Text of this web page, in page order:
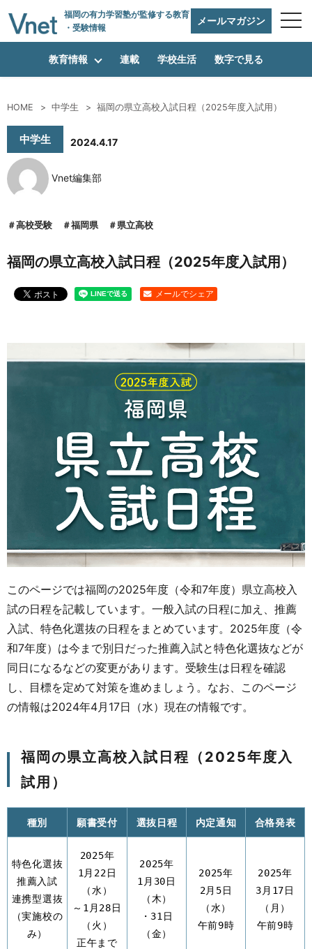
福岡の有力学習塾が監修する教育
・受験情報
メールマガジン
編集方針
vnetアライアンス企業
プライバシーポリシー
教育情報 連載 学校生活 数字で見る
HOME 中学生 福岡の県立高校入試日程（2025年度入試用）
中学生 2024.4.17
Vnet編集部
高校受験 福岡県 県立高校
福岡の県立高校入試日程（2025年度入試用）
メールでシェア
このページでは福岡の2025年度（令和7年度）県立高校入
試の日程を記載しています。一般入試の日程に加え、推薦
入試、特色化選抜の日程をまとめています。2025年度（令
和7年度）は今まで別日だった推薦入試と特色化選抜などが
同日になるなどの変更があります。受験生は日程を確認
し、目標を定めて対策を進めましょう。なお、このページ
の情報は2024年4月17日（水）現在の情報です。
福岡の県立高校入試日程（2025年度入
試用）
種別 願書受付 選抜日程 内定通知 合格発表
特色化選抜
推薦入試
連携型選抜
（実施校の
み）
2025年
1月22日
（水）
～1月28日
（火）
正午まで
2025年
1月30日
（木）
・31日
（金）
2025年
2月5日
（水）
午前9時
2025年
3月17日
（月）
午前9時